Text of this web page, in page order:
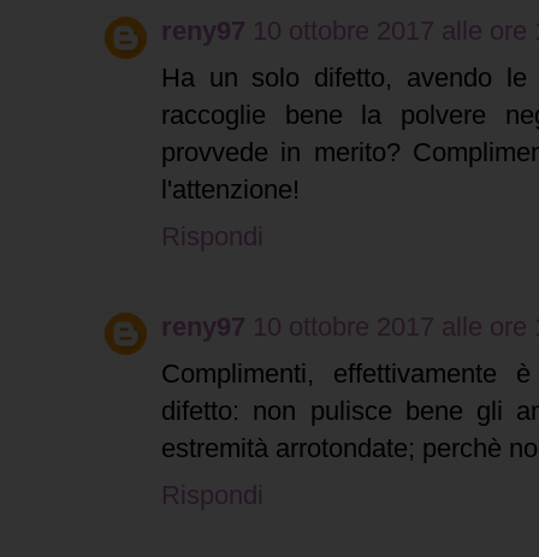
reny97 10 ottobre 2017 alle ore
Ha un solo difetto, avendo le
raccoglie bene la polvere
provvede in merito?
l'attenzione!
Rispondi
reny97 10 ottobre 2017 alle ore
Complimenti,
difetto: non pulisce bene gli
estremità arrotondate; perchè
Rispondi